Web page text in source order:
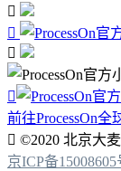




前往ProcessOn全
 ©2020 北京大
京ICP备15008605